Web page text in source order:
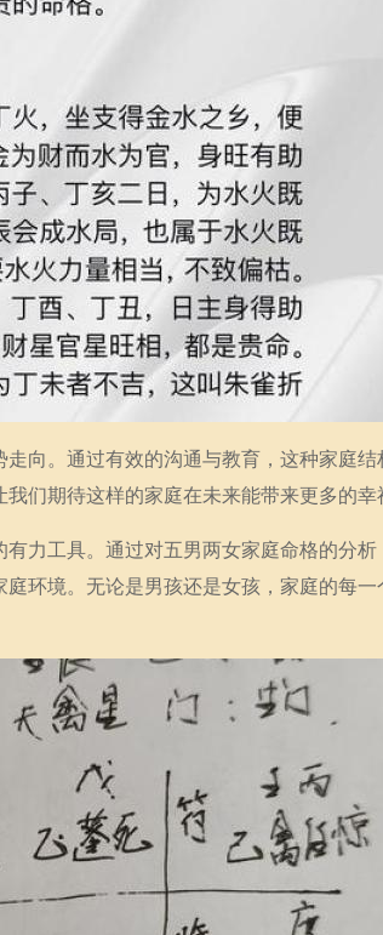
向。通过有效的沟通与教育，这种家庭
们期待这样的家庭在未来能带来更多的幸
力工具。通过对五男两女家庭命格的分
环境。无论是男孩还是女孩，家庭的每